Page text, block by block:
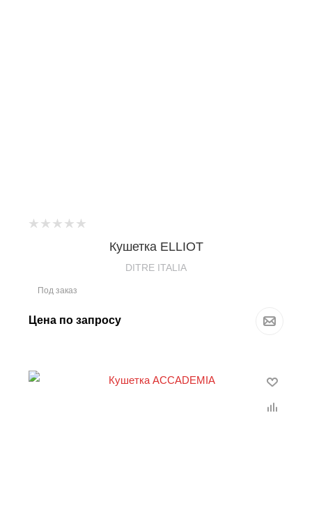
Кушетка ELLIOT
DITRE ITALIA
Под заказ
Цена по запросу